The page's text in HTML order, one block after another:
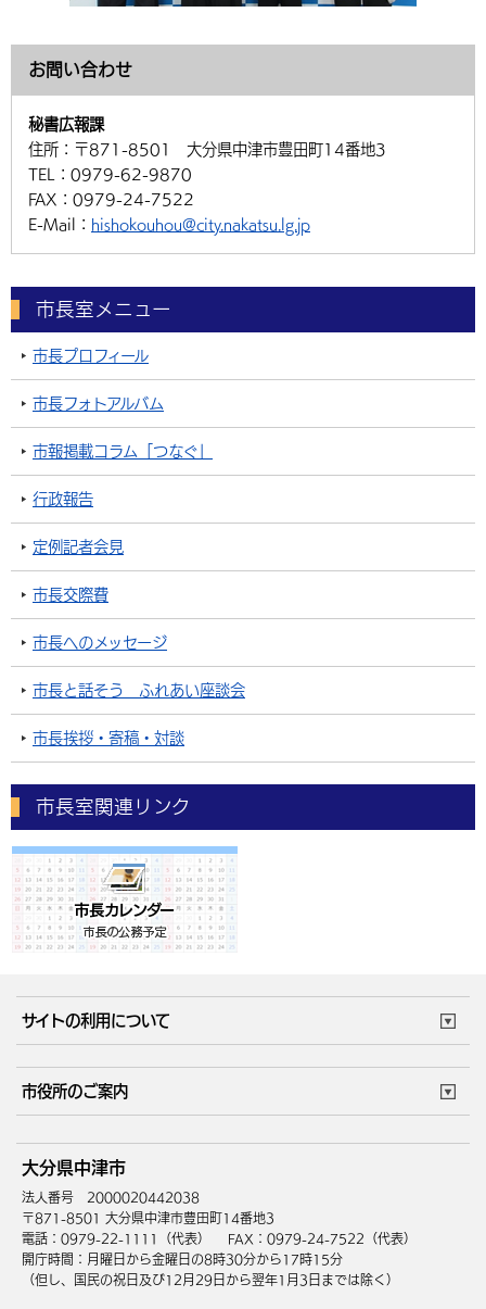
お問い合わせ
秘書広報課
住所： 〒871-8501 大分県中津市豊田町14番地3
TEL： 0979-62-9870
FAX： 0979-24-7522
E-Mail： hishokouhou@city.nakatsu.lg.jp
市長室メニュー
市長プロフィール
市長フォトアルバム
市報掲載コラム「つなぐ」
行政報告
定例記者会見
市長交際費
市長へのメッセージ
市長と話そう ふれあい座談会
市長挨拶・寄稿・対談
市長室関連リンク
サイトの利用について
サイトマップ
市役所のご案内
庁舎地図 組織案内
中津市へのアクセス
大分県中津市
法人番号 2000020442038
〒871-8501 大分県中津市豊田町14番地3
電話：0979-22-1111（代表）
FAX：0979-24-7522（代表）
開庁時間：月曜日から金曜日の8時30分から17時15分
（但し、国民の祝日及び12月29日から翌年1月3日までは除く）